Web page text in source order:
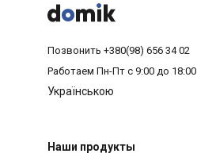



Позвонить +380(98) 656 34 02
Работаем Пн-Пт с 9:00 до 18:00
Українською
Наши продукты